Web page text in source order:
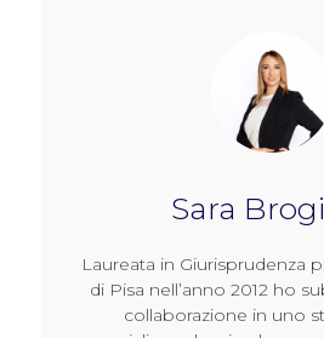
Sara
Laureata in Giurisprudenza
di Pisa nell’anno 2012 ho
collaborazione in uno